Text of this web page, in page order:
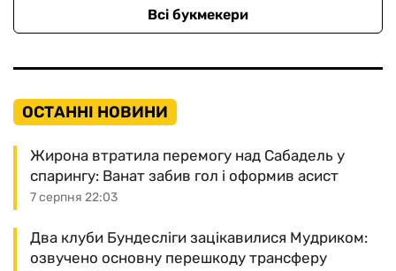
Всі букмекери
ОСТАННІ НОВИНИ
7 серпня 22:03
Жирона втратила перемогу над Сабадель у
спарингу: Ванат забив гол і оформив асист
Два клуби Бундесліги зацікавилися Мудриком:
озвучено основну перешкоду трансферу